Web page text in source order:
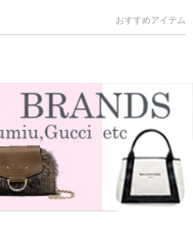
おすすめアイテム